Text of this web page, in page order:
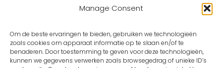
Manage Consent
Om de beste ervaringen te bieden, gebruiken we technologieën
zoals cookies om apparaat informatie op te slaan en/of te
benaderen. Door toestemming te geven voor deze technologieën,
kunnen we gegevens verwerken zoals browsegedrag of unieke ID’s
Banken & Waardetransport
Onderwijs